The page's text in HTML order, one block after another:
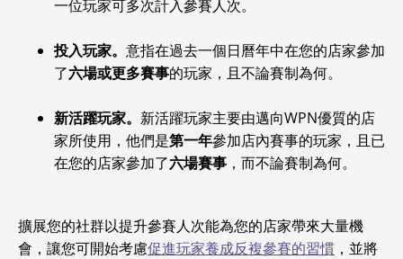
一位玩家可多次計入參賽人次。
投入玩家。 意指在過去一個日曆年中在您的店家參加
了六場或更多賽事的玩家，且不論賽制為何。
新活躍玩家。 新活躍玩家主要由邁向WPN優質的店
家所使用，他們是第一年參加店內賽事的玩家，且已
在您的店家參加了六場賽事 ，而不論賽制為何。
擴展您的社群以提升參賽人次能為您的店家帶來大量機
會，讓您可開始考慮促進玩家養成反複參賽的習慣 ，並將